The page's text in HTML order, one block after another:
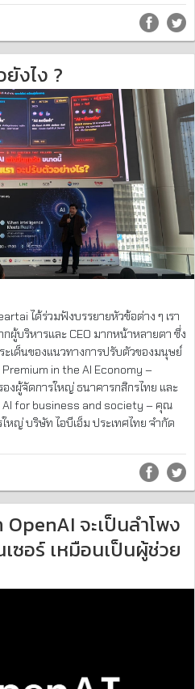
งไง ?
ได้ร่วมฟังบรรยายหัวข้อต่าง ๆ เรา
กผู้บริหารและ CEO มากหน้าหลายตา ซึ่ง
ะเด็นของแนวทางการปรับตัวของมนุษย์
in the AI Economy –
งผู้จัดการใหญ่ ธนาคารกสิกรไทย และ
AI for business and society – คุณ
หญ่ บริษัท ไอบีเอ็ม ประเทศไทย จำกัด
จะเป็นลำโพง
ซอร์ เหมือนเป็นผู้ช่วย